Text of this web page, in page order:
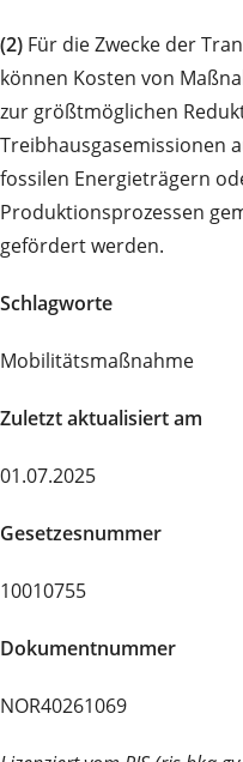
(2) Für die Zwecke der
können Kosten von
zur größtmöglichen
Treibhausgasemissionen
fossilen Energieträgern
Produktionsprozessen
gefördert werden.
Schlagworte
Mobilitätsmaßnahme
Zuletzt aktualisiert am
01.07.2025
Gesetzesnummer
10010755
Dokumentnummer
NOR40261069